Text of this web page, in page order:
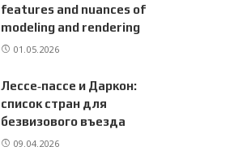
features and nuances of
modeling and rendering
01.05.2026
Лессе‑пассе и Даркон:
список стран для
безвизового въезда
09.04.2026